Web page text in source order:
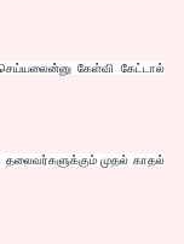
செய்யலைன்னு கேள்வி கேட்டால்
தலைவர்களுக்கும் முதல் காதல்